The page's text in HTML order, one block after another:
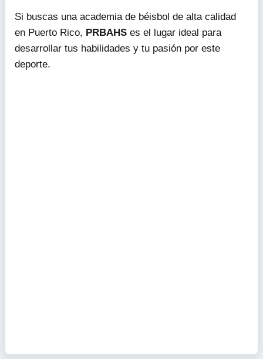
Si buscas una academia de béisbol de alta calidad
en Puerto Rico, PRBAHS es el lugar ideal para
desarrollar tus habilidades y tu pasión por este
deporte.